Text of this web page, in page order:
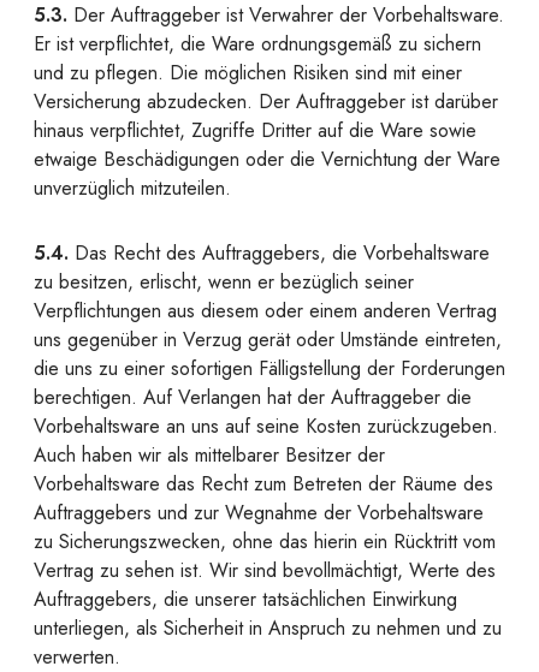
5.3. Der Auftraggeber ist Verwahrer der Vorbehaltsware.
Er ist verpflichtet, die Ware ordnungsgemäß zu sichern
und zu pflegen. Die möglichen Risiken sind mit einer
Versicherung abzudecken. Der Auftraggeber ist darüber
hinaus verpflichtet, Zugriffe Dritter auf die Ware sowie
etwaige Beschädigungen oder die Vernichtung der Ware
unverzüglich mitzuteilen.
5.4. Das Recht des Auftraggebers, die Vorbehaltsware
zu besitzen, erlischt, wenn er bezüglich seiner
Verpflichtungen aus diesem oder einem anderen Vertrag
uns gegenüber in Verzug gerät oder Umstände eintreten,
die uns zu einer sofortigen Fälligstellung der Forderungen
berechtigen. Auf Verlangen hat der Auftraggeber die
Vorbehaltsware an uns auf seine Kosten zurückzugeben.
Auch haben wir als mittelbarer Besitzer der
Vorbehaltsware das Recht zum Betreten der Räume des
Auftraggebers und zur Wegnahme der Vorbehaltsware
zu Sicherungszwecken, ohne das hierin ein Rücktritt vom
Vertrag zu sehen ist. Wir sind bevollmächtigt, Werte des
Auftraggebers, die unserer tatsächlichen Einwirkung
unterliegen, als Sicherheit in Anspruch zu nehmen und zu
verwerten.